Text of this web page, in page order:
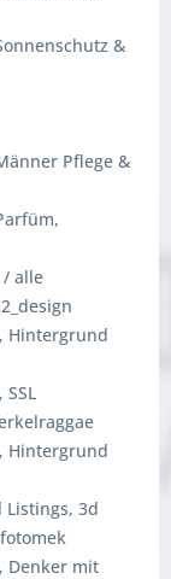
&
Pflege &
/ alle
Hintergrund
Hintergrund
3d
Denker mit